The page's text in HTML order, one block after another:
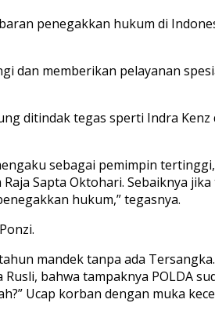
penegakkan hukum di
dan memberikan pelayanan
ditindak tegas sperti Indra Kenz
sebagai pemimpin
Sapta Oktohari. Sebaiknya
hukum,” tegasnya.
mandek tanpa ada
bahwa tampaknya POLDA
Ucap korban dengan muka